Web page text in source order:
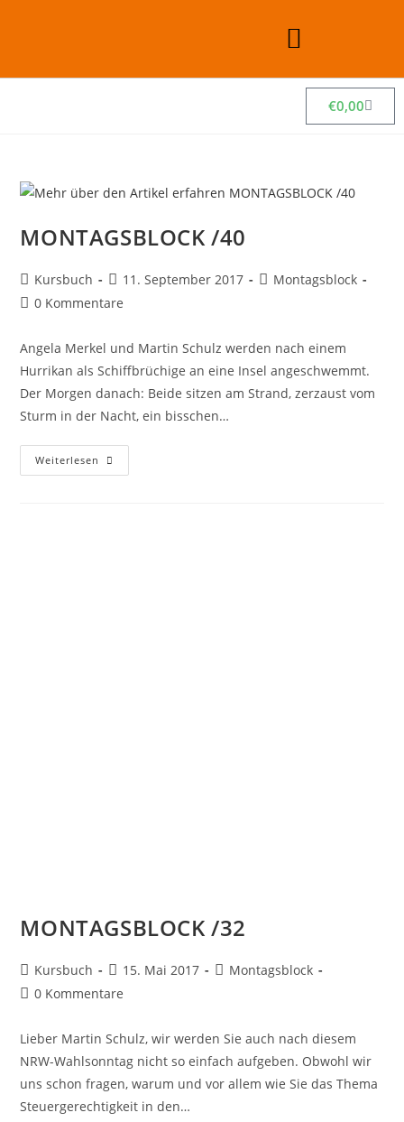
€0,00
MONTAGSBLOCK /40
Kursbuch 11. September 2017
Montagsblock
0 Kommentare
Angela Merkel und Martin Schulz werden nach einem
Hurrikan als Schiffbrüchige an eine Insel angeschwemmt.
Der Morgen danach: Beide sitzen am Strand, zerzaust vom
Sturm in der Nacht, ein bisschen…
Weiterlesen
MONTAGSBLOCK /32
Kursbuch 15. Mai 2017
Montagsblock
0 Kommentare
Lieber Martin Schulz, wir werden Sie auch nach diesem
NRW-Wahlsonntag nicht so einfach aufgeben. Obwohl wir
uns schon fragen, warum und vor allem wie Sie das Thema
Steuergerechtigkeit in den…